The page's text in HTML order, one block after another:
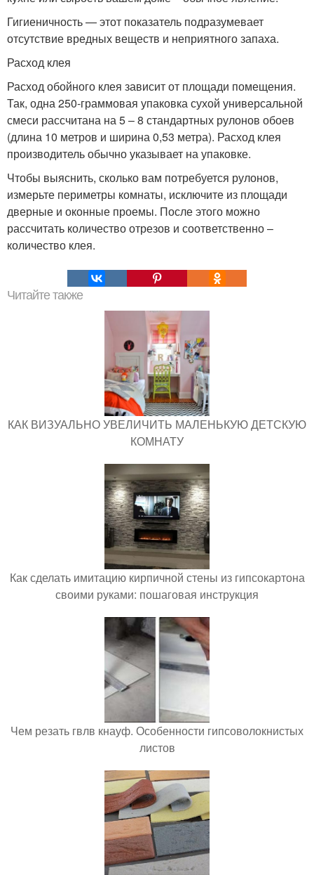
Гигиеничность — этот показатель подразумевает
отсутствие вредных веществ и неприятного запаха.
Расход клея
Расход обойного клея зависит от площади помещения.
Так, одна 250-граммовая упаковка сухой универсальной
смеси рассчитана на 5 – 8 стандартных рулонов обоев
(длина 10 метров и ширина 0,53 метра). Расход клея
производитель обычно указывает на упаковке.
Чтобы выяснить, сколько вам потребуется рулонов,
измерьте периметры комнаты, исключите из площади
дверные и оконные проемы. После этого можно
рассчитать количество отрезов и соответственно –
количество клея.
Читайте также
КАК ВИЗУАЛЬНО УВЕЛИЧИТЬ МАЛЕНЬКУЮ ДЕТСКУЮ
КОМНАТУ
Как сделать имитацию кирпичной стены из гипсокартона
своими руками: пошаговая инструкция
Чем резать гвлв кнауф. Особенности гипсоволокнистых
листов